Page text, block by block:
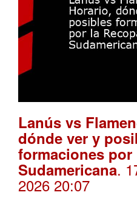
Lanús vs
dónde ver y
formaciones por
Sudamericana.
2026 20:07